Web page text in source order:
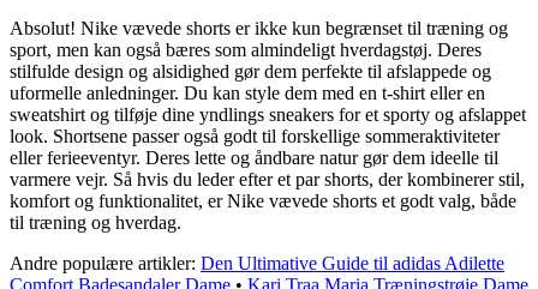
Absolut! Nike vævede shorts er ikke kun begrænset til træning og
sport, men kan også bæres som almindeligt hverdagstøj. Deres
stilfulde design og alsidighed gør dem perfekte til afslappede og
uformelle anledninger. Du kan style dem med en t-shirt eller en
sweatshirt og tilføje dine yndlings sneakers for et sporty og afslappet
look. Shortsene passer også godt til forskellige sommeraktiviteter
eller ferieeventyr. Deres lette og åndbare natur gør dem ideelle til
varmere vejr. Så hvis du leder efter et par shorts, der kombinerer stil,
komfort og funktionalitet, er Nike vævede shorts et godt valg, både
til træning og hverdag.
Andre populære artikler: Den Ultimative Guide til adidas Adilette
Comfort Badesandaler Dame • Kari Traa Maria Træningstrøje Dame